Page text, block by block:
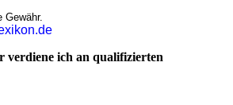
Gewähr.
verdiene ich an qualifizierten